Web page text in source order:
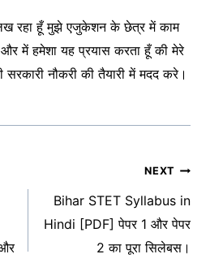
रहा हूँ मुझे एजुकेशन के छेत्र में काम
में हमेशा यह प्रयास करता हूँ की मेरे
सरकारी नौकरी की तैयारी में मदद करे।
NEXT
Bihar STET Syllabus in
Hindi [PDF] पेपर 1 और पेपर
2 का पूरा सिलेबस।